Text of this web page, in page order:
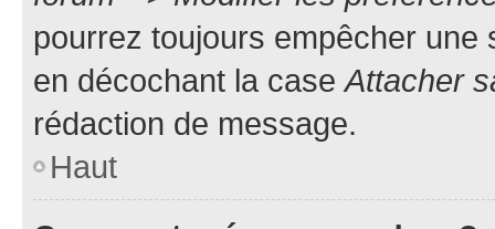
pourrez toujours empêcher une
en décochant la caseAttacher
rédaction de message.
Haut